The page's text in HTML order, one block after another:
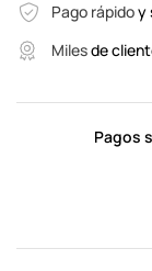
Pago rápidoy
Milesde
Pagos